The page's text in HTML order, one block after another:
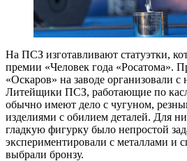
На ПСЗ изготавливают статуэтки,
премии «Человек года «Росатома».
«Оскаров» на заводе организовали
Литейщики ПСЗ, работающие по
обычно имеют дело с чугуном,
изделиями с обилием деталей. Для
гладкую фигурку было непростой
экспериментировали с металлами и
выбрали бронзу.